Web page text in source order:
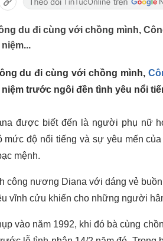
du đi cùng với chồng mình,
du đi cùng với chồng mình,
trước ngôi đền tình yêu nổi
được biết đến là người phụ nữ
mức độ nổi tiếng và sự yêu mến
mệnh.
công nương Diana với dáng vẻ
vĩnh cửu khiến cho những người
vào năm 1992, khi đó bà cùng